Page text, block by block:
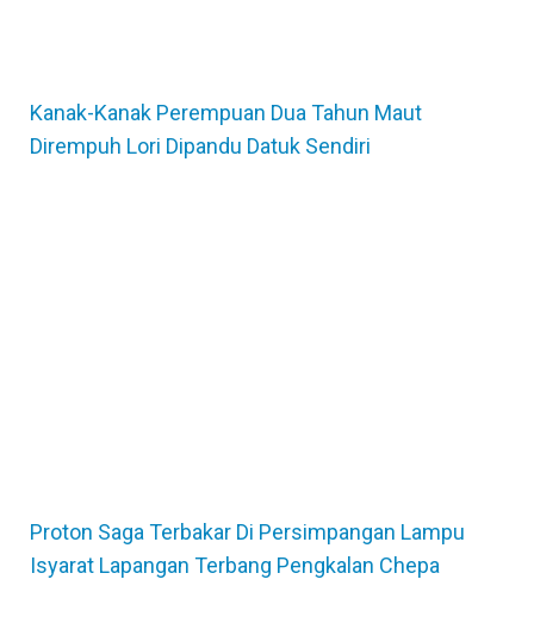
Kanak-Kanak Perempuan Dua Tahun Maut
Dirempuh Lori Dipandu Datuk Sendiri
Proton Saga Terbakar Di Persimpangan Lampu
Isyarat Lapangan Terbang Pengkalan Chepa